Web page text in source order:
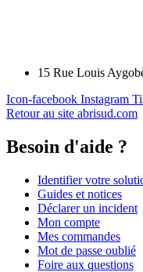
15 Rue Louis
Icon-facebook Instagram
Retour au site abrisud.com
Besoin d'aide ?
Identifier votre
Guides et notices
Déclarer un incident
Mon compte
Mes commandes
Mot de passe oublié
Foire aux questions